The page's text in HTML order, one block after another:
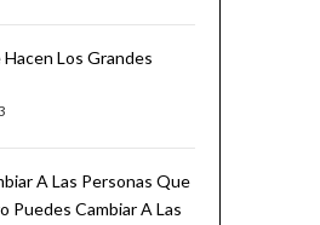
Los Grandes
A Las Personas Que
Puedes Cambiar A Las